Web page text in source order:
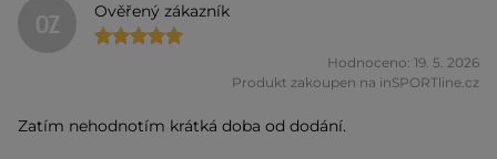
OZ Ověřený zákazník
Hodnoceno: 19. 5. 2026
Produkt zakoupen na inSPORTline.cz
Zatím nehodnotím krátká doba od dodání.